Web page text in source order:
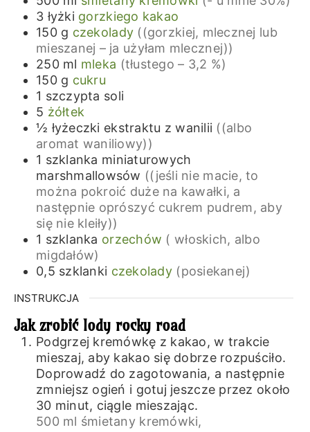
3 łyżki gorzkiego kakao
150 g czekolady ((gorzkiej, mlecznej lub
mieszanej – ja użyłam mlecznej))
250 ml mleka (tłustego – 3,2 %)
150 g cukru
1 szczypta soli
5 żółtek
½ łyżeczki ekstraktu z wanilii ((albo
aromat waniliowy))
1 szklanka miniaturowych
marshmallowsów ((jeśli nie macie, to
można pokroić duże na kawałki, a
następnie oprószyć cukrem pudrem, aby
się nie kleiły))
1 szklanka orzechów ( włoskich, albo
migdałów)
0,5 szklanki czekolady (posiekanej)
INSTRUKCJA
Jak zrobić lody rocky road
Podgrzej kremówkę z kakao, w trakcie
mieszaj, aby kakao się dobrze rozpuściło.
Doprowadź do zagotowania, a następnie
zmniejsz ogień i gotuj jeszcze przez około
30 minut, ciągle mieszając.
500 ml śmietany kremówki,